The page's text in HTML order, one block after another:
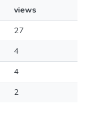
views
27
4
4
2